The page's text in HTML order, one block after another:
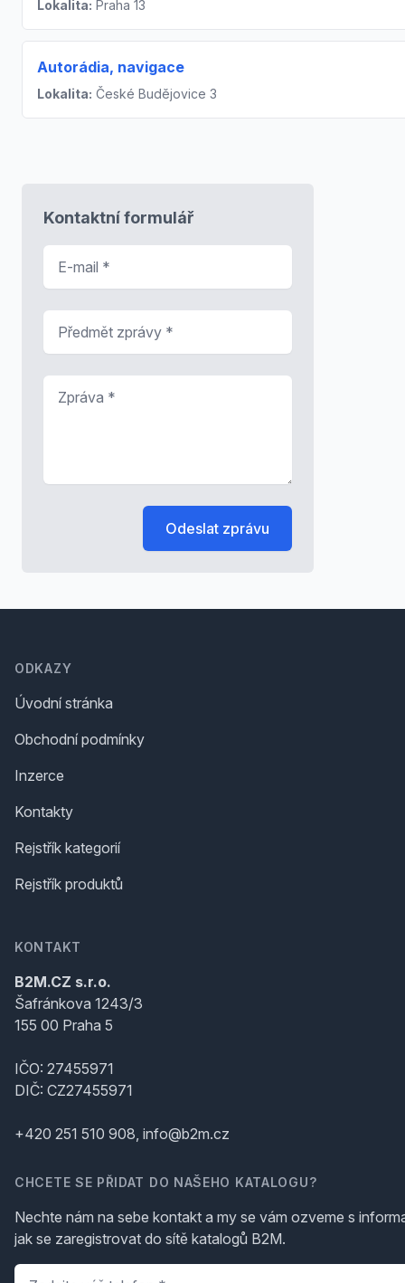
Lokalita: Praha 13
Autorádia, navigace
Lokalita: České Budějovice 3
Kontaktní formulář
Odeslat zprávu
ODKAZY
Úvodní stránka
Obchodní podmínky
Inzerce
Kontakty
Rejstřík kategorií
Rejstřík produktů
KONTAKT
B2M.CZ s.r.o.
Šafránkova 1243/3
155 00 Praha 5
IČO: 27455971
DIČ: CZ27455971
+420 251 510 908, info@b2m.cz
CHCETE SE PŘIDAT DO NAŠEHO KATALOGU?
Nechte nám na sebe kontakt a my se vám ozveme s
jak se zaregistrovat do sítě katalogů B2M.
Telefon